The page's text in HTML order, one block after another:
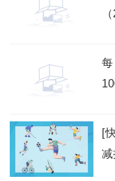
[
减